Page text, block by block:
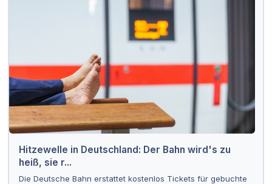
Hitzewelle in Deutschland: Der Bahn wird's zu
heiß, sie r...
Die Deutsche Bahn erstattet kostenlos Tickets für gebuchte